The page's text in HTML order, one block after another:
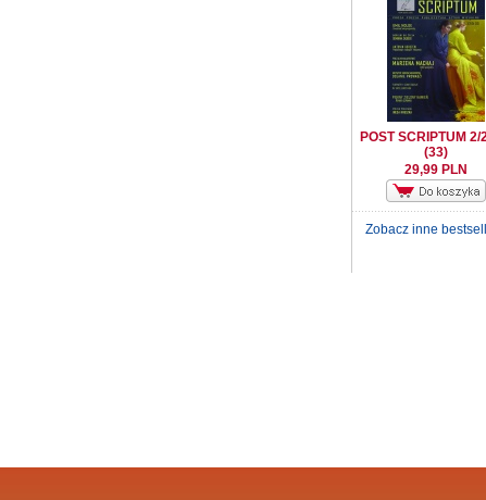
POST SCRIPTUM 2/
(33)
29,99 PLN
Zobacz inne